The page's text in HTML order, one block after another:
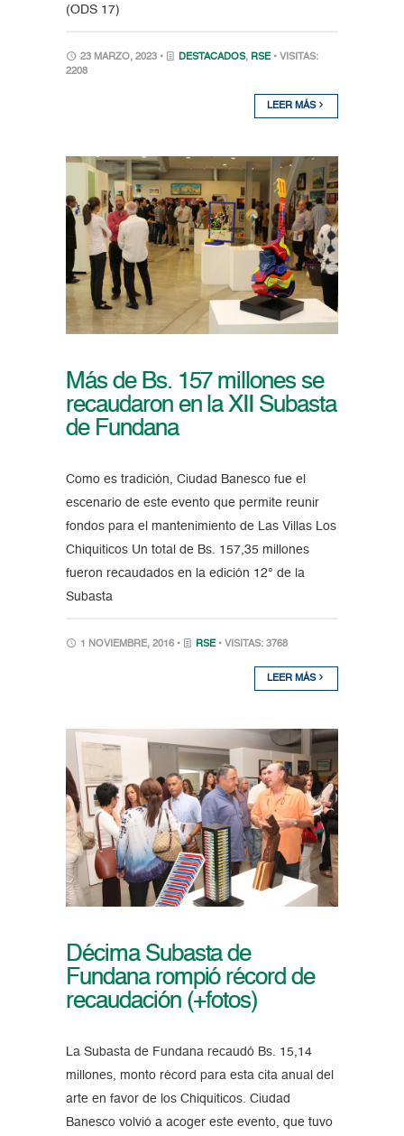
(ODS 17)
23 MARZO, 2023 • DESTACADOS, RSE • VISITAS:
2208
LEER MÁS
Más de Bs. 157 millones se
recaudaron en la XII Subasta
de Fundana
Como es tradición, Ciudad Banesco fue el
escenario de este evento que permite reunir
fondos para el mantenimiento de Las Villas Los
Chiquiticos Un total de Bs. 157,35 millones
fueron recaudados en la edición 12° de la
Subasta
1 NOVIEMBRE, 2016 • RSE • VISITAS: 3768
LEER MÁS
Décima Subasta de
Fundana rompió récord de
recaudación (+fotos)
La Subasta de Fundana recaudó Bs. 15,14
millones, monto récord para esta cita anual del
arte en favor de los Chiquiticos. Ciudad
Banesco volvió a acoger este evento, que tuvo